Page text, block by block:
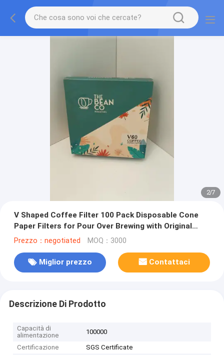
2/7
V Shaped Coffee Filter 100 Pack Disposable Cone
Paper Filters for Pour Over Brewing with Original
Wood Pulp and Tear Resistant Design
Prezzo：negotiated MOQ：3000
Miglior prezzo Contattaci
Descrizione Di Prodotto
Capacità di
alimentazione
100000
Certificazione
SGS Certificate